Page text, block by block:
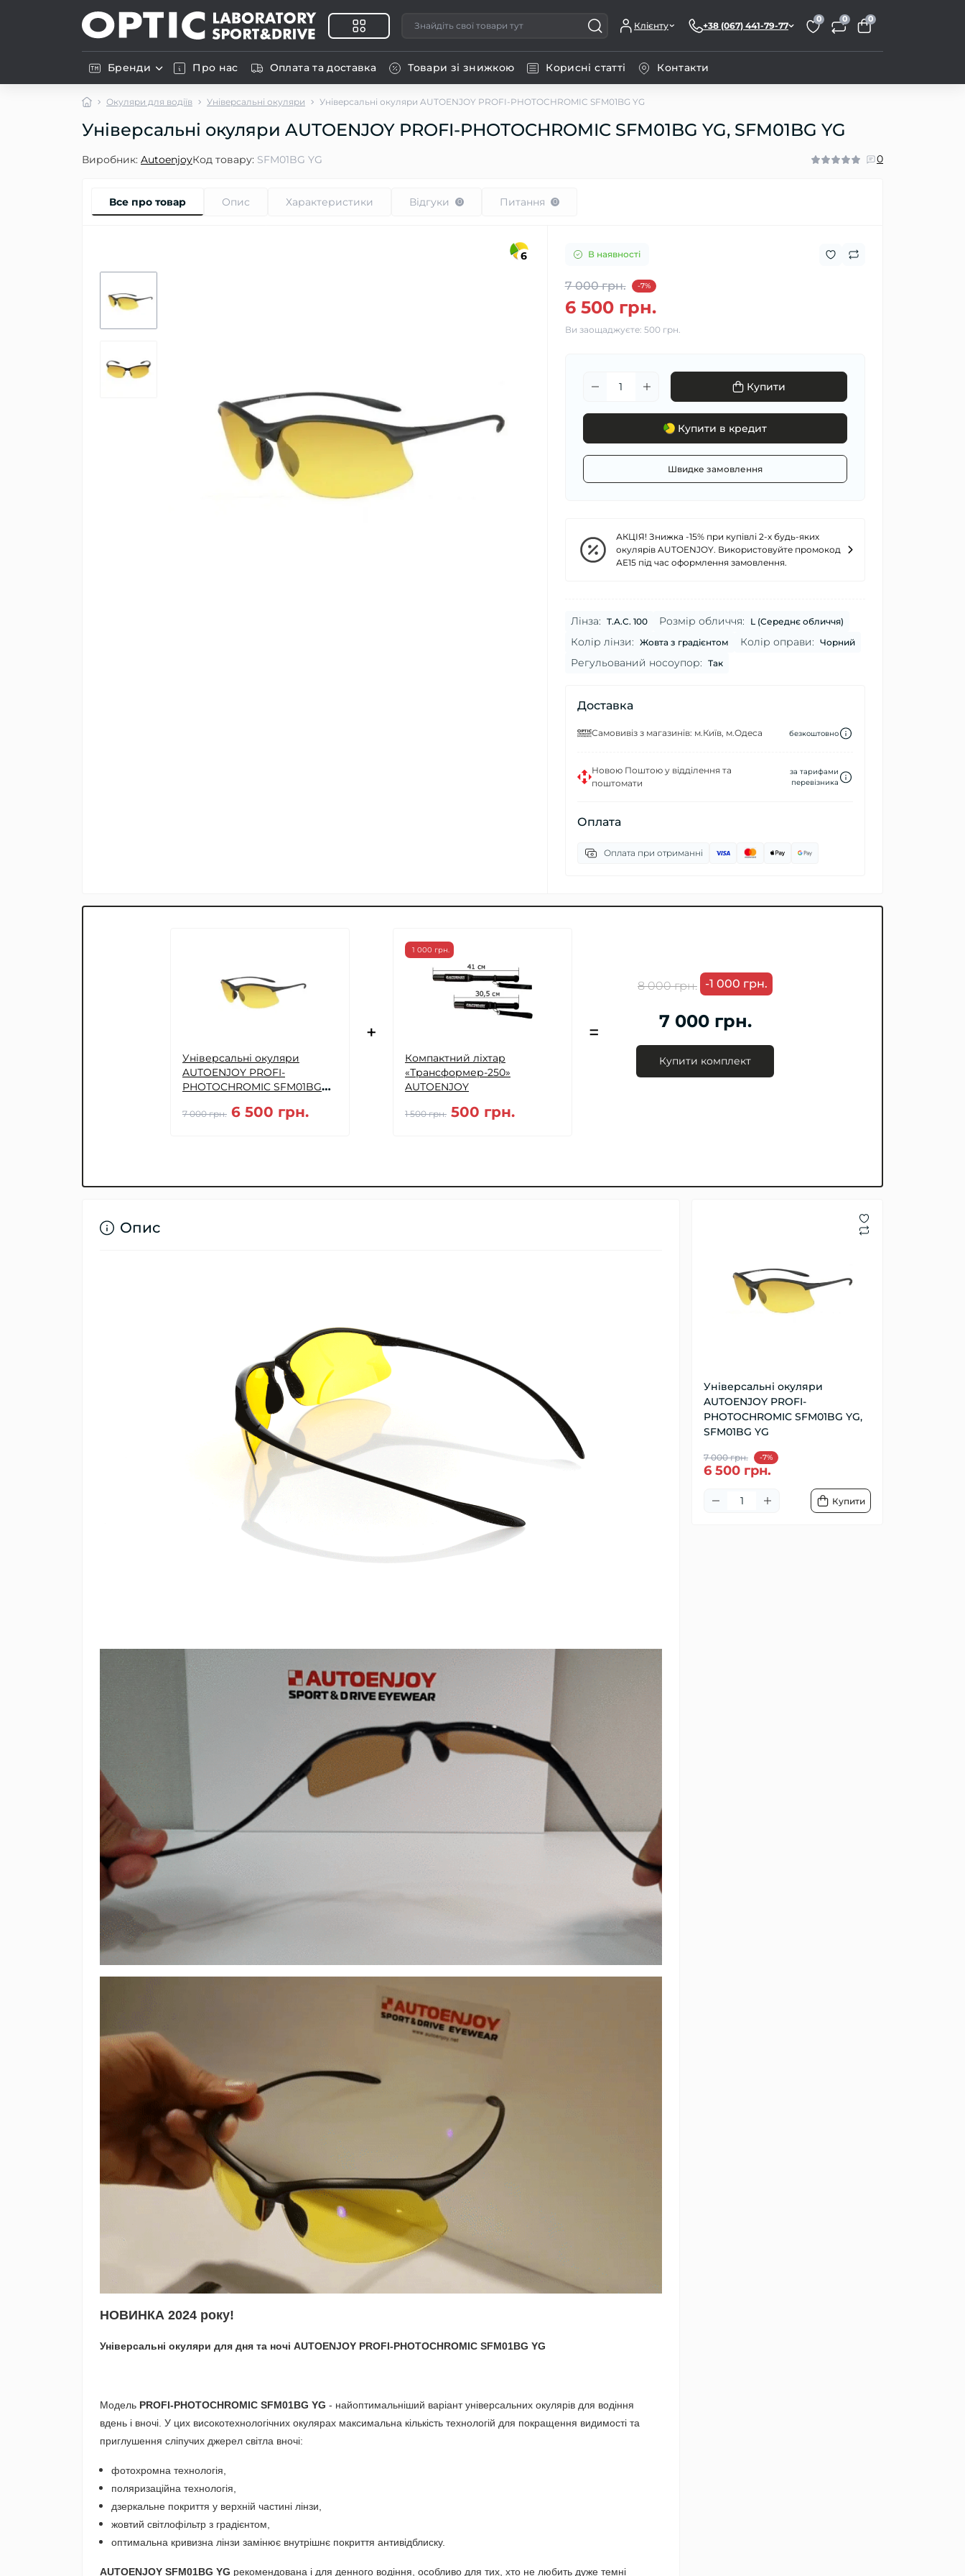
Клієнту +38 (067) 441-79-77
0 0 0
Бренди Про нас Оплата та доставка Товари зі знижкою Корисні статті Контакти
Окуляри для водіїв Універсальні окуляри Універсальні окуляри AUTOENJOY PROFI-PHOTOCHROMIC SFM01BG YG
Універсальні окуляри AUTOENJOY PROFI-PHOTOCHROMIC SFM01BG YG, SFM01BG YG
Виробник: AutoenjoyКод товару: SFM01BG YG 0
Все про товар Опис Характеристики Відгуки 0 Питання 0
6 В наявності
7 000 грн. -7%
6 500 грн.
Ви заощаджуєте: 500 грн.
Купити
Купити в кредит
Швидке замовлення
АКЦІЯ! Знижка -15% при купівлі 2-х будь-яких
окулярів AUTOENJOY. Використовуйте промокод
АЕ15 під час оформлення замовлення.
Лінза: T.A.C. 100 Розмір обличчя: L (Середнє обличчя)
Колір лінзи: Жовта з градієнтом Колір оправи: Чорний
Регульований носоупор: Так
Доставка
Самовивіз з магазинів: м.Київ, м.Одеса безкоштовно
Новою Поштою у відділення та
поштомати
за тарифами
перевізника
Оплата
Оплата при отриманні
Універсальні окуляри
AUTOENJOY PROFI-
PHOTOCHROMIC SFM01BG
7 000 грн. 6 500 грн.
+
1 000 грн.
Компактний ліхтар
«Трансформер-250»
AUTOENJOY
1 500 грн. 500 грн.
=
8 000 грн. -1 000 грн.
7 000 грн.
Купити комплект
Універсальні окуляри
AUTOENJOY PROFI-
PHOTOCHROMIC SFM01BG YG,
SFM01BG YG
7 000 грн. -7%
6 500 грн.
Купити
Опис
НОВИНКА 2024 року!
Універсальні окуляри для дня та ночі AUTOENJOY PROFI-PHOTOCHROMIC SFM01BG YG
Модель PROFI-PHOTOCHROMIC SFM01BG YG - найоптимальніший варіант універсальних окулярів для водіння
вдень і вночі. У цих високотехнологічних окулярах максимальна кількість технологій для покращення видимості та
приглушення сліпучих джерел світла вночі:
фотохромна технологія,
поляризаційна технологія,
дзеркальне покриття у верхній частині лінзи,
жовтий світлофільтр з градієнтом,
оптимальна кривизна лінзи замінює внутрішнє покриття антивідблиску.
AUTOENJOY SFM01BG YG рекомендована і для денного водіння, особливо для тих, хто не любить дуже темні